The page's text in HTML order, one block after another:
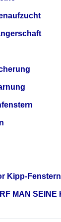
Kipp-Fenstern
MAN